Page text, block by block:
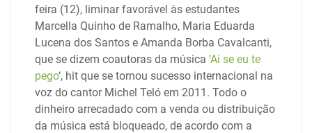
feira (12), liminar favorável às estudantes
Marcella Quinho de Ramalho, Maria Eduarda
Lucena dos Santos e Amanda Borba Cavalcanti,
que se dizem coautoras da música ‘Ai se eu te
pego‘, hit que se tornou sucesso internacional na
voz do cantor Michel Teló em 2011. Todo o
dinheiro arrecadado com a venda ou distribuição
da música está bloqueado, de acordo com a